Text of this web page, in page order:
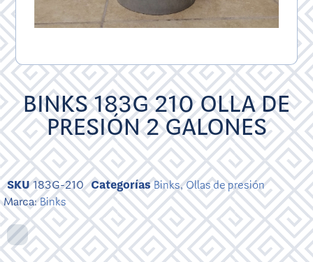
BINKS 183G 210 OLLA DE
PRESIÓN 2 GALONES
SKU183G-210 CategoríasBinks,Ollas de presión
Marca:Binks